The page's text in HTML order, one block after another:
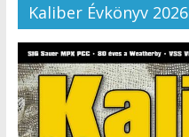
Kaliber Évkönyv 2026